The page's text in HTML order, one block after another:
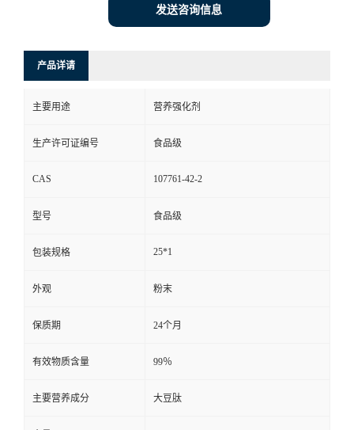
发送咨询信息
产品详请
主要用途 营养强化剂
生产许可证编号 食品级
CAS 107761-42-2
型号 食品级
包装规格 25*1
外观 粉末
保质期 24个月
有效物质含量 99％
主要营养成分 大豆肽